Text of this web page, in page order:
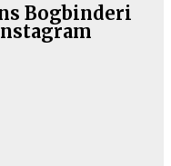
Bogbinderi